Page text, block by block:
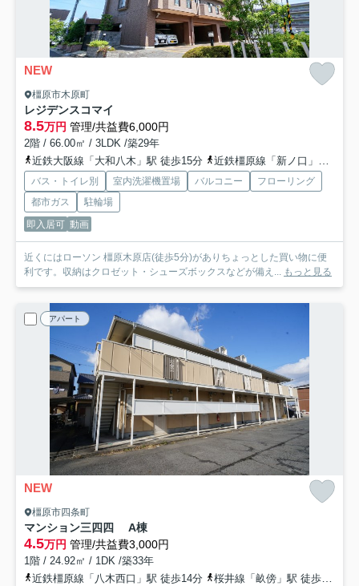
NEW
橿原市木原町
レジデンスコマイ
8.5万円 管理/共益費6,000円
2階 / 66.00㎡ / 3LDK /築29年
近鉄大阪線「大和八木」駅 徒歩15分
近鉄橿原線「新ノ口」駅 徒歩18分
バス・トイレ別 室内洗濯機置場 バルコニー
フローリング
都市ガス
駐輪場
即入居可 動画
近くにはローソン 橿原木原店(徒歩5分)がありちょっとした買い物に便
利です。収納はクロゼット・シューズボックスなどが備え... もっと見る
アパート
NEW
橿原市四条町
マンション三四四 A棟
4.5万円 管理/共益費3,000円
1階 / 24.92㎡ / 1DK /築33年
近鉄橿原線「八木西口」駅 徒歩14分
桜井線「畝傍」駅 徒歩16分